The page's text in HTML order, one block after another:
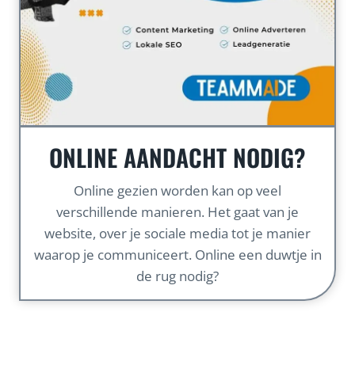
ONLINE AANDACHT NODIG?
Online gezien worden kan op veel
verschillende manieren. Het gaat van je
website, over je sociale media tot je manier
waarop je communiceert. Online een duwtje in
de rug nodig?